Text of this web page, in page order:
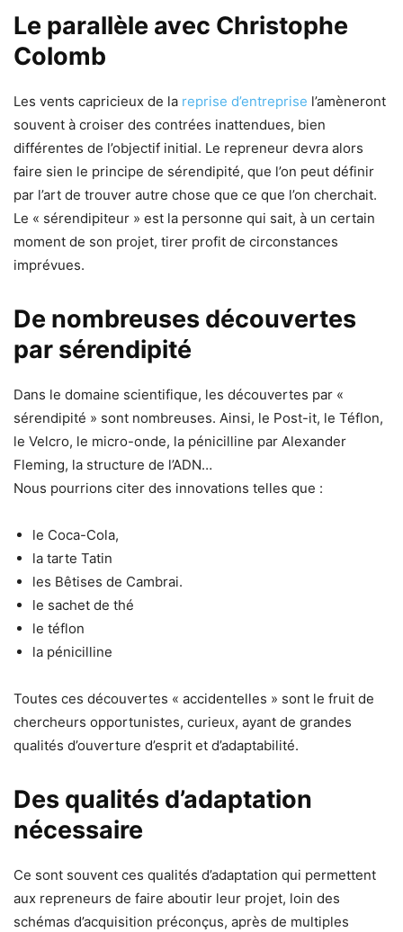
Le parallèle avec Christophe
Colomb
Les vents capricieux de la reprise d’entreprise l’amèneront
souvent à croiser des contrées inattendues, bien
différentes de l’objectif initial. Le repreneur devra alors
faire sien le principe de sérendipité, que l’on peut définir
par l’art de trouver autre chose que ce que l’on cherchait.
Le « sérendipiteur » est la personne qui sait, à un certain
moment de son projet, tirer profit de circonstances
imprévues.
De nombreuses découvertes
par sérendipité
Dans le domaine scientifique, les découvertes par «
sérendipité » sont nombreuses. Ainsi, le Post-it, le Téflon,
le Velcro, le micro-onde, la pénicilline par Alexander
Fleming, la structure de l’ADN…
Nous pourrions citer des innovations telles que :
le Coca-Cola,
la tarte Tatin
les Bêtises de Cambrai.
le sachet de thé
le téflon
la pénicilline
Toutes ces découvertes « accidentelles » sont le fruit de
chercheurs opportunistes, curieux, ayant de grandes
qualités d’ouverture d’esprit et d’adaptabilité.
Des qualités d’adaptation
nécessaire
Ce sont souvent ces qualités d’adaptation qui permettent
aux repreneurs de faire aboutir leur projet, loin des
schémas d’acquisition préconçus, après de multiples